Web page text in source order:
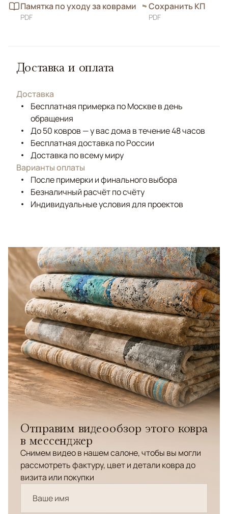
Памятка по уходу за коврами
PDF
Сохранить КП
PDF
Доставка и оплата
Доставка
Бесплатная примерка по Москве в день
обращения
До 50 ковров — у вас дома в течение 48 часов
Бесплатная доставка по России
Доставка по всему миру
Варианты оплаты
После примерки и финального выбора
Безналичный расчёт по счёту
Индивидуальные условия для проектов
Отправим видеообзор этого ковра
в мессенджер
Снимем видео в нашем салоне, чтобы вы могли
рассмотреть фактуру, цвет и детали ковра до
визита или покупки